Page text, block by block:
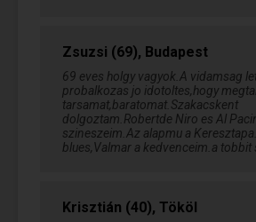
Zsuzsi (69), Budapest
69 eves holgy vagyok.A vidamsag
probalkozas jo idotoltes,hogy
tarsamat,baratomat.Szakacskent
dolgoztam.Robertde Niro es Al
szineszeim.Az alapmu a
blues,Valmar a kedvenceim.a tobbit
Krisztián (40), Tököl